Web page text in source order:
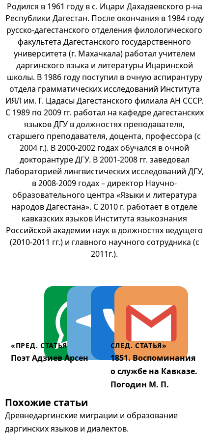
Родился в 1961 году в с. Ицари Дахадаевского р-на
Республики Дагестан. После окончания в 1984 году
русско-дагестанского отделения филологического
факультета Дагестанского государственного
университета (г. Махачкала) работал учителем
даргинского языка и литературы Ицаринской
школы. В 1986 году поступил в очную аспирантуру
отдела грамматических исследований Института
ИЯЛ им. Г. Цадасы Дагестанского филиала АН СССР.
С 1989 по 2009 гг. работал на кафедре дагестанских
языков ДГУ в должностях преподавателя,
старшего преподавателя, доцента, профессора (с
2004 г.). В 2000-2002 годах обучался в очной
докторантуре ДГУ. В 2001-2008 гг. заведовал
Лабораторией лингвистических исследований ДГУ,
в 2008-2009 годах – директор Научно-
образовательного центра «Языки и литература
народов Дагестана». С 2010 г. работает в отделе
кавказских языков Института языкознания
Российской академии наук в должностях ведущего
(2010-2011 гг.) и главного научного сотрудника (с
2011г.).
«ПРЕД. СТАТЬЯ
Поэт Адзиев Арсен
СЛЕД. СТАТЬЯ»
1851. Воспоминания
о службе на Кавказе.
Погодин М. П.
Похожие статьи
Древнедаргинские миграции и образование
даргинских языков и диалектов.